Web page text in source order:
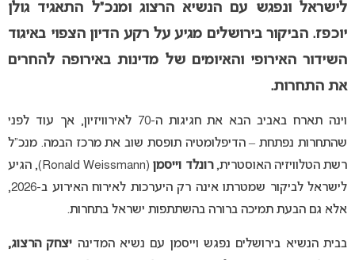
לישראל ונפגש עם הנשיא הרצוג ומנכ”ל התאגיד גולן
יוכפז. הביקור בירושלים מגיע על רקע הדיון הצפוי באיגוד
השידור האירופי והאיומים של מדינות באירופה להחרים
את התחרות.
וינה תארח באביב הבא את חגיגות ה-70 לאירוויזיון, אך עוד לפני
שהתחרות נפתחת – הדיפלומטיה תופסת שוב את מרכז הבמה. מנכ”ל
רשת הטלוויזיה האוסטרית,רונלד וייסמן
(Ronald Weissmann), הגיע
לישראל לביקור שמטרתו אינה רק היערכות לאירוח האירוע ב-2026,
אלא גם הבעת תמיכה ברורה בהשתתפות ישראל בתחרות.
בבית הנשיא בירושלים נפגש וייסמן עם נשיא המדינה יצחק הרצוג,